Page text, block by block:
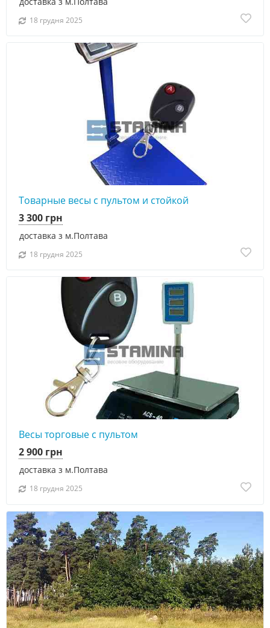
18 грудня 2025
Товарные весы с пультом и стойкой
доставка з м.Полтава
3 300 грн
18 грудня 2025
Весы торговые с пультом
доставка з м.Полтава
2 900 грн
18 грудня 2025